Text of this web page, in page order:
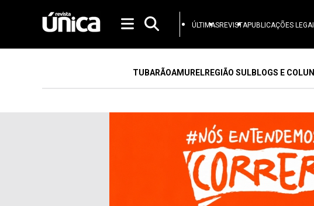
ÚLTIMASREVISTAPUBLICAÇÕES
TUBARÃOAMURELREGIÃO SULBLOGS E